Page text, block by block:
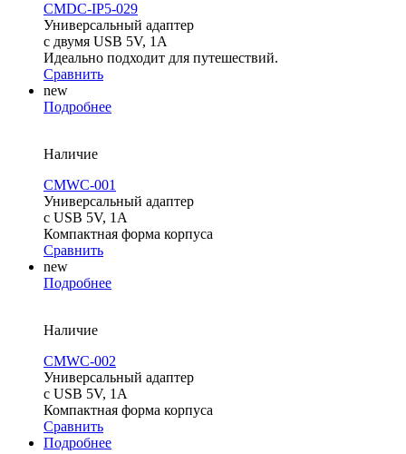
CMDC-IP5-029
Универсальный адаптер
с двумя USB 5V, 1A
Идеально подходит для путешествий.
Сравнить
new
Подробнее
Наличие
CMWC-001
Универсальный адаптер
с USB 5V, 1A
Компактная форма корпуса
Сравнить
new
Подробнее
Наличие
CMWC-002
Универсальный адаптер
с USB 5V, 1A
Компактная форма корпуса
Сравнить
Подробнее